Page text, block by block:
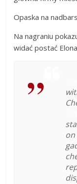
Opaska na
Na nagraniu
widać postać
on